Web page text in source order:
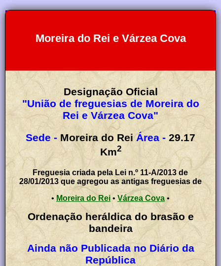
Moreira do Rei e Várzea Cova
Designação Oficial
"União de freguesias de Moreira do
Rei e Várzea Cova"
Sede - Moreira do Rei Área - 29.17
Km2
Freguesia criada pela Lei n.º 11-A/2013 de
28/01/2013 que agregou as antigas freguesias de
•
Moreira do Rei • Várzea Cova •
Ordenação heráldica do brasão e
bandeira
Ainda não Publicada no Diário da
República